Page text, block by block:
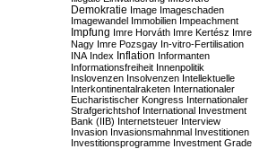
Demokratie Image Imageschaden
Imagewandel Immobilien Impeachment
Impfung Imre Horváth Imre Kertész Imre
Nagy Imre Pozsgay In-vitro-Fertilisation
INA Index Inflation Informanten
Informationsfreiheit Innenpolitik
Inslovenzen Insolvenzen Intellektuelle
Interkontinentalraketen Internationaler
Eucharistischer Kongress Internationaler
Strafgerichtshof International Investment
Bank (IIB) Internetsteuer Interview
Invasion Invasionsmahnmal Investitionen
Investitionsprogramme Investment Grade